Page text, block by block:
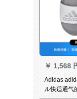
￥ 1,568
Adidas
ル快适通气